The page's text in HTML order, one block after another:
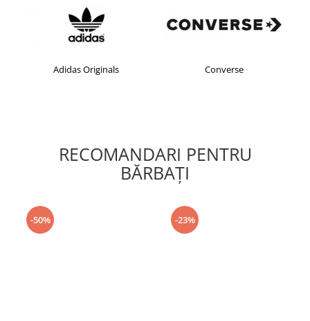
Adidas Originals Converse
RECOMANDARI PENTRU
BĂRBAŢI
-50% -23%